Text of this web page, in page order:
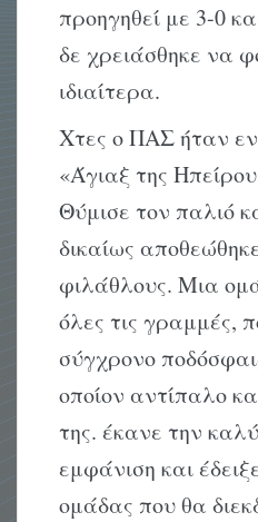
προηγηθεί με 3-0
δε χρειάσθηκε να
ιδιαίτερα.
Χτες ο ΠΑΣ ήταν
«Άγιαξ της
Θύμισε τον παλιό
δικαίως
φιλάθλους. Μια
όλες τις γραμμές,
σύγχρονο
οποίον αντίπαλο
της. έκανε την
εμφάνιση και
ομάδας που θα